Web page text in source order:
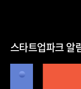
스타트업파크 알